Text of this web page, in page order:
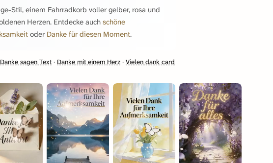
Stil, einem Fahrradkorb voller gelber, rosa und
Herzen. Entdecke auchschöne
oder Danke für diesen Moment.
Danke sagen Text · Danke mit einem Herz · Vielen dank card